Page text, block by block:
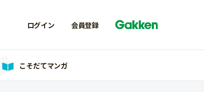
ログイン 会員登録
こそだてマンガ